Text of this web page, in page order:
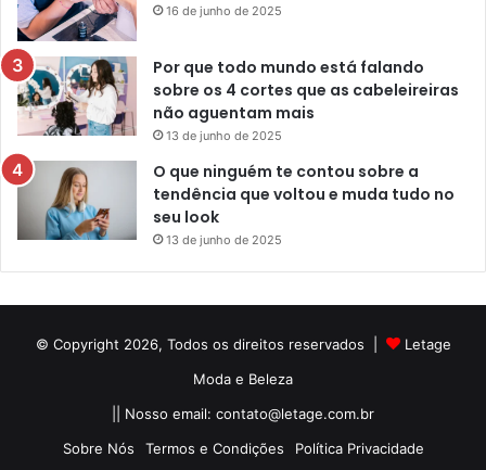
16 de junho de 2025
Por que todo mundo está falando
sobre os 4 cortes que as cabeleireiras
não aguentam mais
13 de junho de 2025
O que ninguém te contou sobre a
tendência que voltou e muda tudo no
seu look
13 de junho de 2025
© Copyright 2026, Todos os direitos reservados |
Letage
Moda e Beleza
|| Nosso email: contato@letage.com.br
Sobre Nós
Termos e Condições Política Privacidade